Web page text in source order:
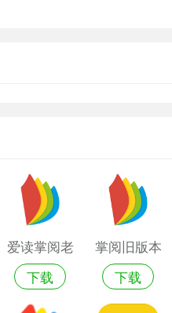
爱读掌阅老
版本
下载
掌阅旧版本
下载